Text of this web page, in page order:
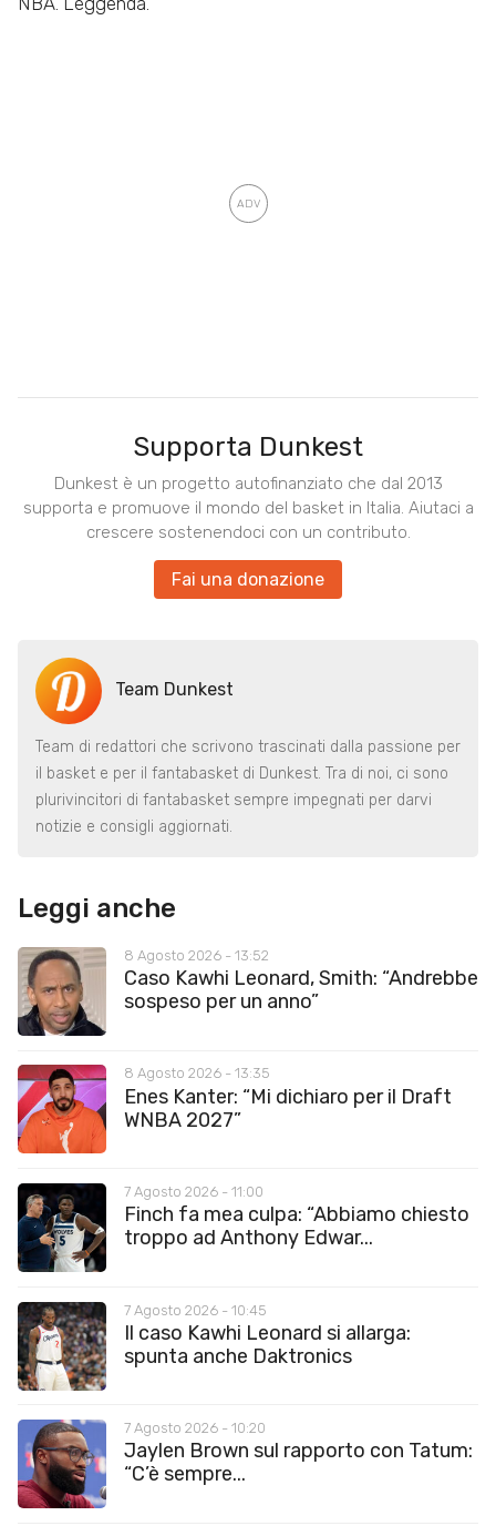
Supporta Dunkest
Dunkest è un progetto autofinanziato che dal 2013
supporta e promuove il mondo del basket in Italia. Aiutaci a
crescere sostenendoci con un contributo.
Fai una donazione
Team Dunkest
Team di redattori che scrivono trascinati dalla passione per
il basket e per il fantabasket di Dunkest. Tra di noi, ci sono
plurivincitori di fantabasket sempre impegnati per darvi
notizie e consigli aggiornati.
Leggi anche
8 Agosto 2026 - 13:52
Caso Kawhi Leonard, Smith: “Andrebbe
sospeso per un anno”
8 Agosto 2026 - 13:35
Enes Kanter: “Mi dichiaro per il Draft
WNBA 2027”
7 Agosto 2026 - 11:00
Finch fa mea culpa: “Abbiamo chiesto
troppo ad Anthony Edwar...
7 Agosto 2026 - 10:45
Il caso Kawhi Leonard si allarga:
spunta anche Daktronics
7 Agosto 2026 - 10:20
Jaylen Brown sul rapporto con Tatum:
“C’è sempre...